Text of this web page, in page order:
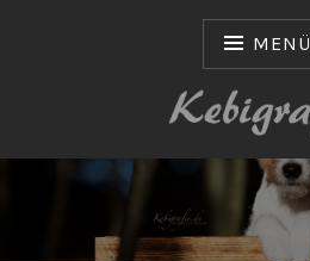
MENÜ
KEBIGRAFIE